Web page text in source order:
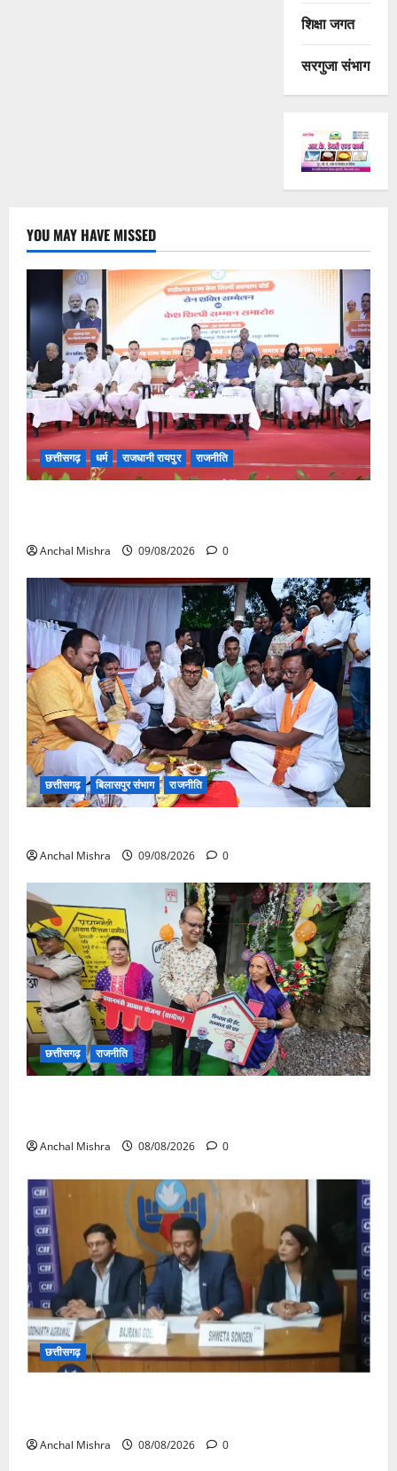
शिक्षा जगत
सरगुजा संभाग
YOU MAY HAVE MISSED
छत्तीसगढ़ धर्म राजधानी रायपुर राजनीति
Anchal Mishra 09/08/2026 0
छत्तीसगढ़ बिलासपुर संभाग राजनीति
Anchal Mishra 09/08/2026 0
छत्तीसगढ़ राजनीति
Anchal Mishra 08/08/2026 0
छत्तीसगढ़
Anchal Mishra 08/08/2026 0